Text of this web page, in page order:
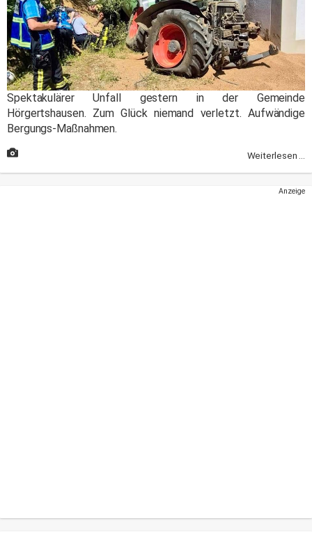
Spektakulärer Unfall gestern in der Gemeinde
Hörgertshausen. Zum Glück niemand verletzt. Aufwändige
Bergungs-Maßnahmen.
Weiterlesen ...
Anzeige